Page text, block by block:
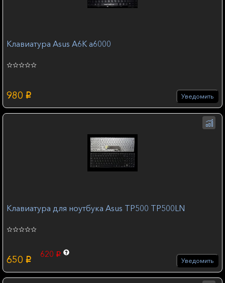
Клавиатура Asus A6K a6000
980 p Уведомить
Клавиатура для ноутбука Asus TP500 TP500LN
650 p
620 p
Уведомить